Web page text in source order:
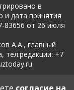
в
и дата принятия
83656 от 26 июля
А.А., главный
тел.редакции: +7
персональных